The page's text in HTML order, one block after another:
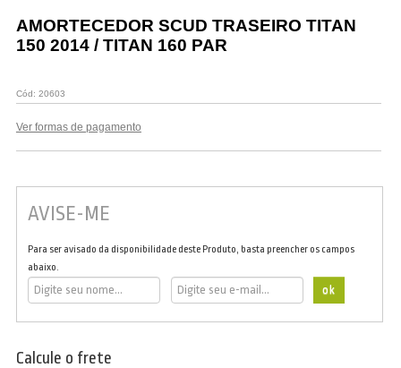
Promoções
AMORTECEDOR SCUD TRASEIRO TITAN
150 2014 / TITAN 160 PAR
Cód: 20603
Ver formas de pagamento
AVISE-ME
Para ser avisado da disponibilidade deste Produto, basta preencher os campos
abaixo.
Calcule o frete